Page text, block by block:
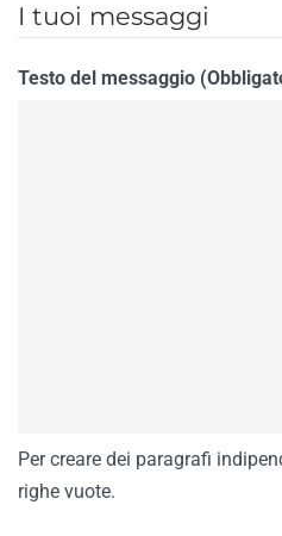
I tuoi messaggi
Testo del messaggio
Per creare dei paragrafi
righe vuote.